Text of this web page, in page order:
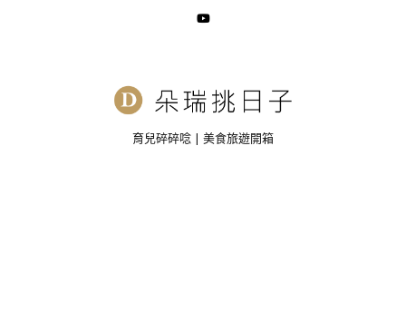
育兒碎碎唸 | 美食旅遊開箱